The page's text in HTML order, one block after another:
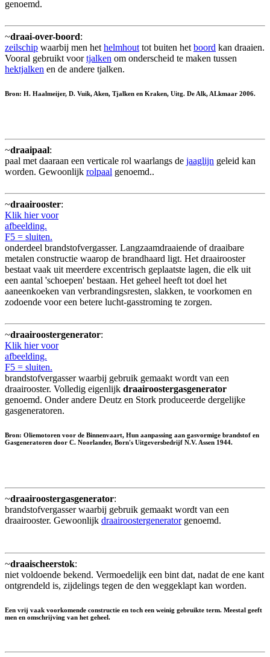
genoemd.
~draai-over-boord:
zeilschip waarbij men hethelmhouttot buiten hetboord kan draaien.
Vooral gebruikt voortjalken om onderscheid te maken tussen
hektjalken en de andere tjalken.
Bron: H. Haalmeijer, D. Vuik, Aken, Tjalken en Kraken, Uitg. De Alk, ALkmaar 2006.
~draaipaal:
paal met daaraan een verticale rol waarlangs de jaaglijn geleid kan
worden. Gewoonlijk rolpaal genoemd..
~draairooster:
Klik hier voor
afbeelding.
F5 = sluiten.
onderdeel brandstofvergasser. Langzaamdraaiende of draaibare
metalen constructie waarop de brandhaard ligt. Het draairooster
bestaat vaak uit meerdere excentrisch geplaatste lagen, die elk uit
een aantal 'schoepen' bestaan. Het geheel heeft tot doel het
aaneenkoeken van verbrandingsresten, slakken, te voorkomen en
zodoende voor een betere lucht-gasstroming te zorgen.
~draairoostergenerator:
Klik hier voor
afbeelding.
F5 = sluiten.
brandstofvergasser waarbij gebruik gemaakt wordt van een
draairooster. Volledig eigenlijk draairoostergasgenerator
genoemd. Onder andere Deutz en Stork produceerde dergelijke
gasgeneratoren.
Bron: Oliemotoren voor de Binnenvaart, Hun aanpassing aan gasvormige brandstof en
Gasgeneratoren door C. Noorlander, Born's Uitgeversbedrijf N.V. Assen 1944.
~draairoostergasgenerator:
brandstofvergasser waarbij gebruik gemaakt wordt van een
draairooster. Gewoonlijk draairoostergeneratorgenoemd.
~draaischeerstok:
niet voldoende bekend. Vermoedelijk een bint dat, nadat de ene kant
ontgrendeld is, zijdelings tegen de den weggeklapt kan worden.
Een vrij vaak voorkomende constructie en toch een weinig gebruikte term. Meestal geeft
men en omschrijving van het geheel.